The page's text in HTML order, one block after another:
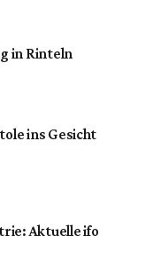
in Rinteln
ins Gesicht
Aktuelle ifo